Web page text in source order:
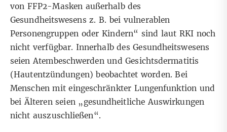
von FFP2-Masken außerhalb des
Gesundheitswesens z. B. bei vulnerablen
Personengruppen oder Kindern“ sind laut RKI noch
nicht verfügbar. Innerhalb des Gesundheitswesens
seien Atembeschwerden undGesichtsdermatitis
(Hautentzündungen) beobachtet worden. Bei
Menschen mit eingeschränkter Lungenfunktion und
bei Älteren seien „gesundheitliche Auswirkungen
nicht auszuschließen“.